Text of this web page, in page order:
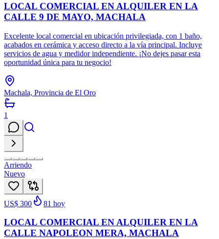
LOCAL COMERCIAL EN ALQUILER EN LA
CALLE 9 DE MAYO, MACHALA
Excelente local comercial en ubicación privilegiada, con 1 baño,
acabados en cerámica y acceso directo a la vía principal. Incluye
servicios de agua y medidor independiente. ¡No dejes pasar esta
oportunidad única para tu negocio!
Machala, Provincia de El Oro
1
Arriendo
Nuevo
US$ 300 81 hoy
LOCAL COMERCIAL EN ALQUILER EN LA
CALLE NAPOLEON MERA, MACHALA